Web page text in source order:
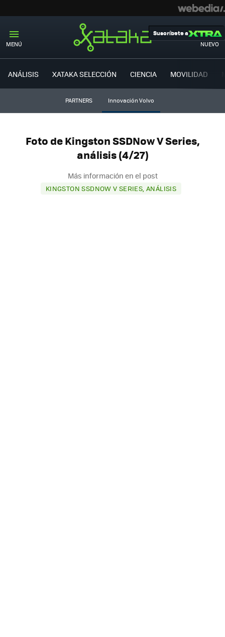
MENÚ NUEVO
Suscríbete a
ANÁLISIS XATAKA SELECCIÓN CIENCIA MOVILIDAD
PARTNERS Innovación Volvo
Foto de Kingston SSDNow V Series,
análisis (4/27)
Más información en el post
KINGSTON SSDNOW V SERIES, ANÁLISIS